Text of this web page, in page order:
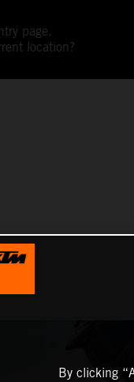
page.
location?
By clicking